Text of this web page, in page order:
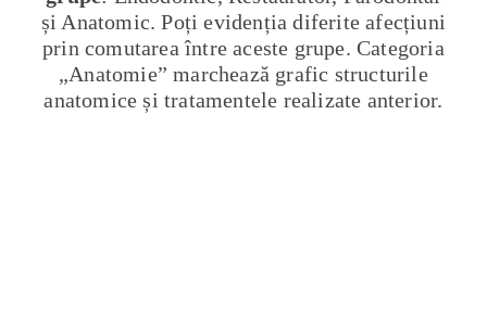
și Anatomic. Poți evidenția diferite afecțiuni
prin comutarea între aceste grupe. Categoria
„Anatomie” marchează grafic structurile
anatomice și tratamentele realizate anterior.